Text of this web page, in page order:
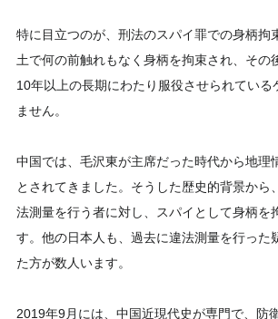
特に目立つのが、刑法のスパイ罪での身柄拘
土で何の前触れもなく身柄を拘束され、その
10年以上の長期にわたり服役させられている
ません。
中国では、毛沢東が主席だった時代から地理
とされてきました。そうした歴史的背景から
法測量を行う者に対し、スパイとして身柄を
す。他の日本人も、過去に違法測量を行った
た方が数人います。
2019年9月には、中国近現代史が専門で、防